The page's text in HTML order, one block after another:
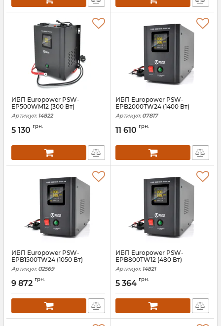
ИБП Europower PSW-
EP500WM12 (300 Вт)
Артикул: 14822
5 130 грн.
ИБП Europower PSW-
EPB2000TW24 (1400 Вт)
Артикул: 07817
11 610 грн.
ИБП Europower PSW-
EPB1500TW24 (1050 Вт)
Артикул: 02569
9 872 грн.
ИБП Europower PSW-
EPB800TW12 (480 Вт)
Артикул: 14821
5 364 грн.